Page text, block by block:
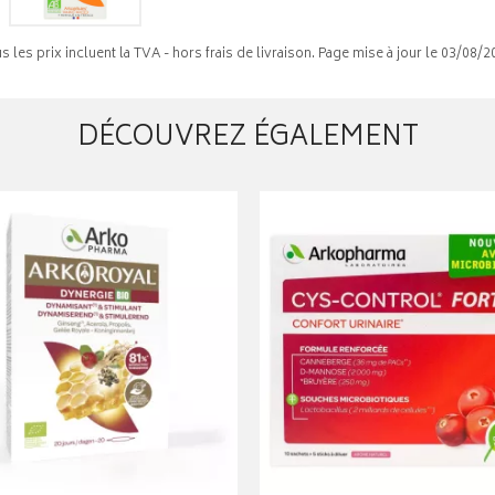
les prix incluent la TVA - hors frais de livraison. Page mise à jour le 03/08/
DÉCOUVREZ ÉGALEMENT